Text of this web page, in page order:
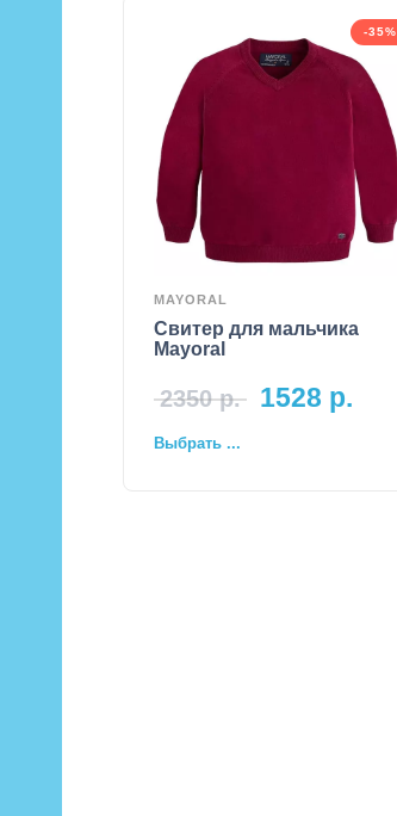
-35%
MAYORAL
Свитер для мальчика
Mayoral
2350р. 1528 р.
Выбрать ...